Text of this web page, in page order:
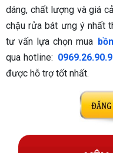
dáng, chất lượng và giá
chậu rửa bát ưng ý nhất
tư vấn lựa chọn mua
qua hotline:
được hỗ trợ tốt nhất.